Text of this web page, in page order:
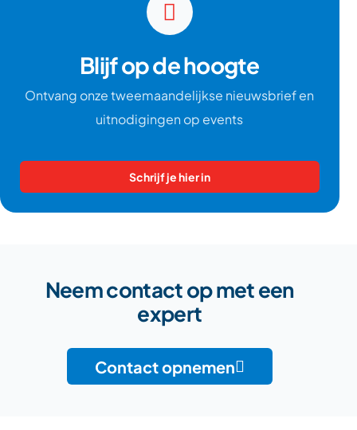
Blijf op de hoogte
Ontvang onze tweemaandelijkse nieuwsbrief en
uitnodigingen op events
Schrijf je hier in
Neem contact op met een
expert
Contact opnemen